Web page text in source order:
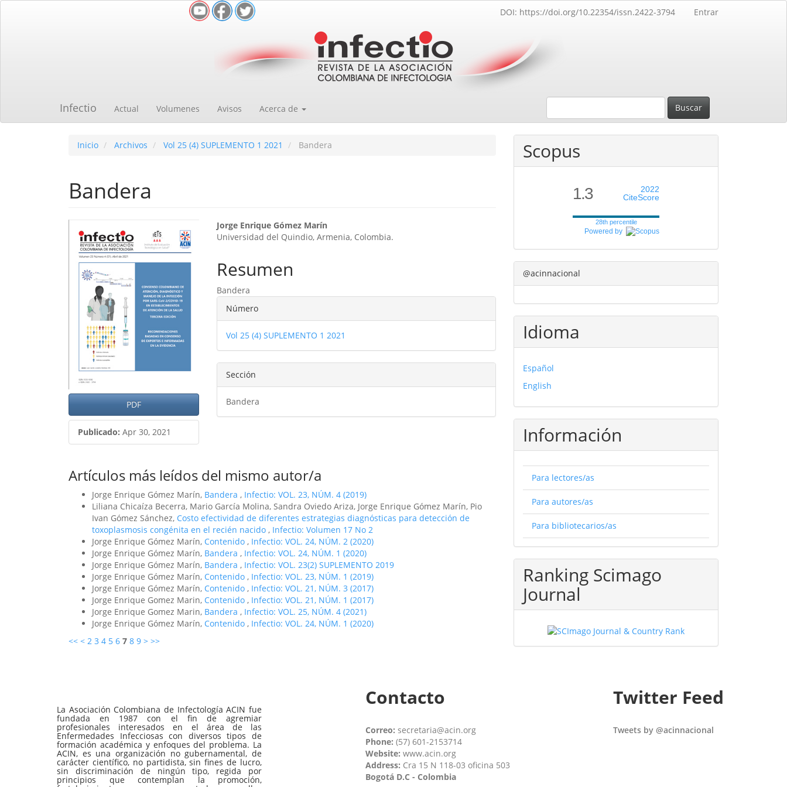
DOI: https://doi.org/10.22354/issn.2422-3794 Entrar
Infectio Actual Volumenes Avisos Acerca de Buscar
Inicio Archivos Vol 25 (4) SUPLEMENTO 1 2021 Bandera
Bandera
Barra
lateral
del
artículo
PDF
Publicado: Apr 30, 2021
Contenido
principal
del
artículo
Jorge Enrique Gómez Marín
Universidad del Quindio, Armenia, Colombia.
Resumen
Bandera
Detalles
del
artículo
Número
Vol 25 (4) SUPLEMENTO 1 2021
Sección
Bandera
Artículos más leídos del mismo autor/a
Jorge Enrique Gómez Marín, Bandera , Infectio: VOL. 23, NÚM. 4 (2019)
Liliana Chicaíza Becerra, Mario García Molina, Sandra Oviedo Ariza, Jorge Enrique Gómez Marín, Pio
Ivan Gómez Sánchez, Costo efectividad de diferentes estrategias diagnósticas para detección de
toxoplasmosis congénita en el recién nacido , Infectio: Volumen 17 No 2
Jorge Enrique Gómez Marín, Contenido , Infectio: VOL. 24, NÚM. 2 (2020)
Jorge Enrique Gómez Marín, Bandera , Infectio: VOL. 24, NÚM. 1 (2020)
Jorge Enrique Gómez Marín, Bandera , Infectio: VOL. 23(2) SUPLEMENTO 2019
Jorge Enrique Gómez Marín, Contenido , Infectio: VOL. 23, NÚM. 1 (2019)
Jorge Enrique Gómez Marín, Contenido , Infectio: VOL. 21, NÚM. 3 (2017)
Jorge Enrique Gomez Marin, Contenido , Infectio: VOL. 21, NÚM. 1 (2017)
Jorge Enrique Gomez Marin, Bandera , Infectio: VOL. 25, NÚM. 4 (2021)
Jorge Enrique Gómez Marín, Contenido , Infectio: VOL. 24, NÚM. 1 (2020)
<< < 2 3 4 5 6 7 8 9 > >>
Scopus
1.3
2022
CiteScore
28th percentile
Powered by
@acinnacional
Idioma
Español
English
Información
Para lectores/as
Para autores/as
Para bibliotecarios/as
Ranking Scimago
Journal
La Asociación Colombiana de Infectología ACIN fue
fundada en 1987 con el fin de agremiar
profesionales interesados en el área de las
Enfermedades Infecciosas con diversos tipos de
formación académica y enfoques del problema. La
ACIN, es una organización no gubernamental, de
carácter científico, no partidista, sin fines de lucro,
sin discriminación de ningún tipo, regida por
principios que contemplan la promoción,
Contacto
Correo: secretaria@acin.org
Phone: (57) 601-2153714
Website: www.acin.org
Address: Cra 15 N 118-03 oficina 503
Bogotá D.C - Colombia
Twitter Feed
Tweets by @acinnacional